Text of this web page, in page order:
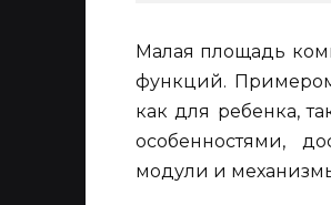
Малая площадь
функций.
как для ребенка,
особенностями,
модули и